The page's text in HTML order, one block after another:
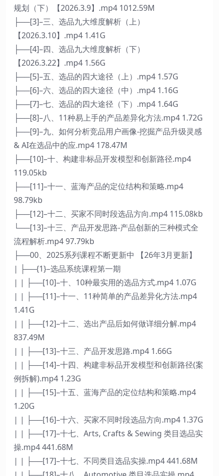
规划（下）【2026.3.9】.mp4 1012.59M
├──[3]–三、选品九大维度解析（上）
【2026.3.10】.mp4 1.41G
├──[4]–四、选品九大维度解析（下）
【2026.3.22】.mp4 1.56G
├──[5]–五、选品的四大途径（上）.mp4 1.57G
├──[6]–六、选品的四大途径（中）.mp4 1.16G
├──[7]–七、选品的四大途径（下）.mp4 1.64G
├──[8]–八、11种易上手的产品差异化方法.mp4 1.72G
├──[9]–九、如何分析竞品用户画像-挖掘产品升级灵感
& AI在选品中的应.mp4 178.47M
├──[10]–十、构建非标品开发模型和创新路径.mp4
119.05kb
├──[11]–十一、蓝海产品的定位结构和策略.mp4
98.79kb
├──[12]–十二、买家不同时段选品方向.mp4 115.08kb
└──[13]–十三、产品开发思路-产品创新的三种模式全
流程解析.mp4 97.79kb
├──00、2025系列课程不断更新中 【26年3月更新】
| ├──{1}–选品系统课程第一期
| | ├──[10]–十、10种最实用的选品方式.mp4 1.07G
| | ├──[11]–十一、11种简单的产品差异化方法.mp4
1.41G
| | ├──[12]–十二、选出产品后如何做详细分解.mp4
837.49M
| | ├──[13]–十三、产品开发思路.mp4 1.66G
| | ├──[14]–十四、构建非标品开发模型和创新路径(案
例拆解).mp4 1.23G
| | ├──[15]–十五、蓝海产品的定位结构和策略.mp4
1.20G
| | ├──[16]–十六、买家不同时段选品方向.mp4 1.37G
| | ├──[17]–十七、Arts, Crafts & Sewing 类目选品实
操.mp4 441.68M
| | ├──[17]–十七、不同类目选品实操.mp4 441.68M